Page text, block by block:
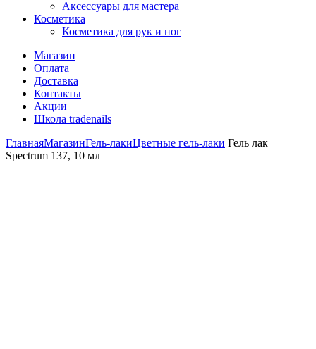
Аксессуары для мастера
Косметика
Косметика для рук и ног
Магазин
Оплата
Доставка
Контакты
Акции
Школа tradenails
ГлавнаяМагазинГель-лакиЦветные гель-лаки Гель лак
Spectrum 137, 10 мл